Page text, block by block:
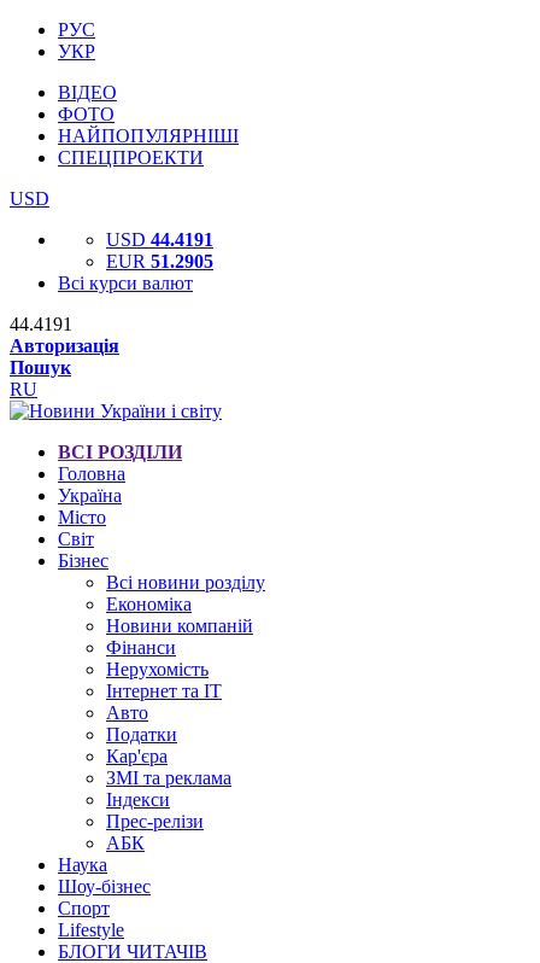
РУС
УКР
ВІДЕО
ФОТО
НАЙПОПУЛЯРНІШІ
СПЕЦПРОЕКТИ
USD
USD 44.4191
EUR 51.2905
Всі курси валют
44.4191
Авторизація
Пошук
RU
ВСІ РОЗДІЛИ
Головна
Україна
Місто
Світ
Бізнес
Всі новини розділу
Економіка
Новини компаній
Фінанси
Нерухомість
Інтернет та IT
Авто
Податки
Кар'єра
ЗМІ та реклама
Індекси
Прес-релізи
АБК
Наука
Шоу-бізнес
Спорт
Lifestyle
БЛОГИ ЧИТАЧІВ